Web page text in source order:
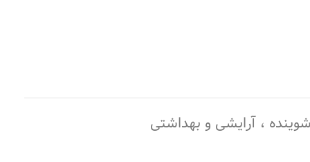
، آرایشی و بهداشتی